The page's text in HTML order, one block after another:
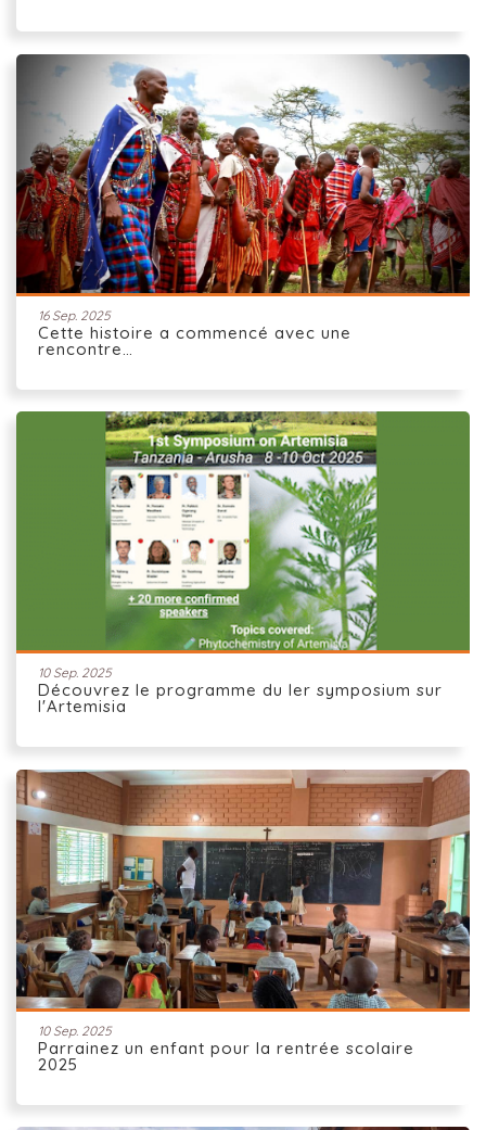
16 Sep. 2025
Cette histoire a commencé avec une
rencontre…
10 Sep. 2025
Découvrez le programme du Ier symposium sur
l'Artemisia
10 Sep. 2025
Parrainez un enfant pour la rentrée scolaire
2025